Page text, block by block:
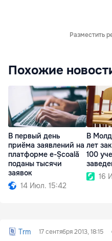
Разместить
Похожие
В первый день
приёма заявлений на
платформе e-Școală
поданы тысячи
заявок
14 Июл. 15:42
В
лет
100
16
Trm 17 сентября 2013, 18:15